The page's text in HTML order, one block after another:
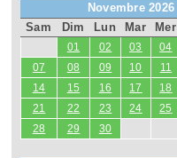
Novembre 2026
Sam
Dim Lun Mar Mer
01 02 03 04
07
08 09 10 11
14
15 16 17 18
21
22 23 24 25
28
29 30